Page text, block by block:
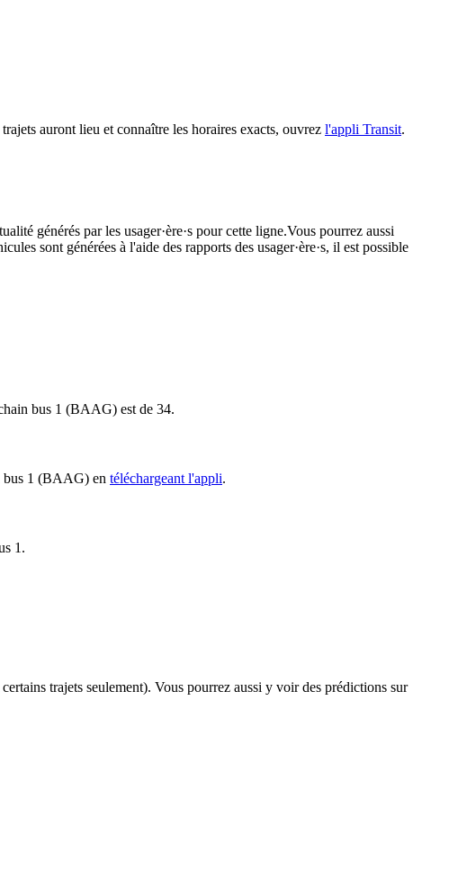
auront lieu et connaître les horaires exacts, ouvrez l'appli Transit.
générés par les usager·ère·s pour cette ligne.Vous pourrez aussi
sont générées à l'aide des rapports des usager·ère·s, il est possible
bus 1 (BAAG) est de 34.
bus 1 (BAAG) en téléchargeant l'appli.
1.
trajets seulement). Vous pourrez aussi y voir des prédictions sur